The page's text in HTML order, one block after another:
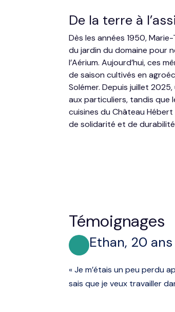
De la terre à
Dès les années 1950,
du jardin du domaine pour
l’Aérium. Aujourd’hui, ces
de saison cultivés en
Solémer. Depuis juillet
aux particuliers, tandis que
cuisines du Château
de solidarité et de
Témoignages
Ethan, 20 ans
« Je m’étais un peu perdu
sais que je veux travailler